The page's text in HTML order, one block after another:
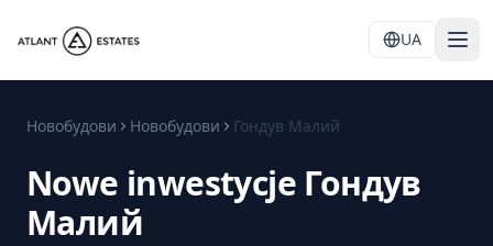
UA
Новобудови Новобудови Гондув Малий
Nowe inwestycje Гондув
Малий